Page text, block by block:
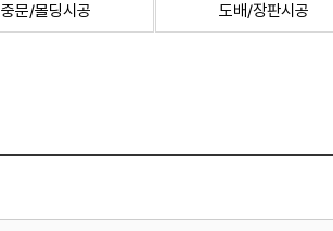
중문/몰딩시공 도배/장판시공